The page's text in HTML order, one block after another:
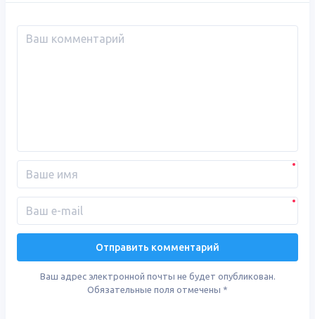
Ваш адрес электронной почты не будет опубликован.
Обязательные поля отмечены *